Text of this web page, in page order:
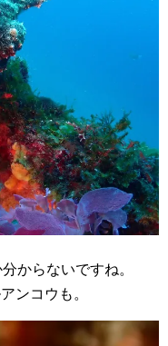
からないですね。
ンコウも。